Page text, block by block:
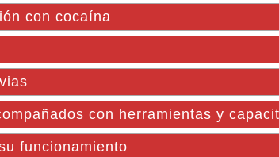
con cocaína
con herramientas y
funcionamiento